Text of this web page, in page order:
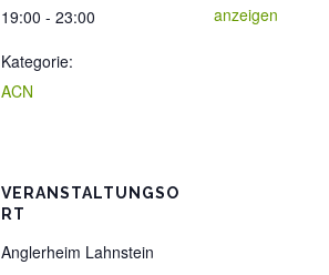
19:00 - 23:00
Kategorie:
ACN
anzeigen
VERANSTALTUNGSO
RT
Anglerheim Lahnstein